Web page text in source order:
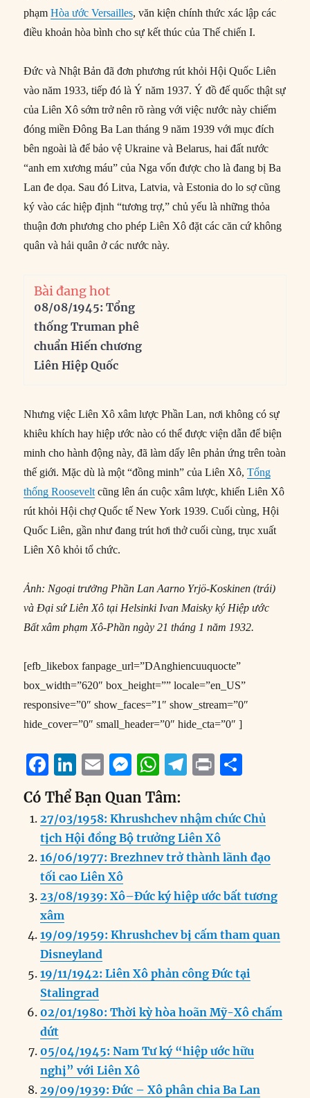
phạmHòa ước Versailles, văn kiện chính thức xác lập các
điều khoản hòa bình cho sự kết thúc của Thế chiến I.
Đức và Nhật Bản đã đơn phương rút khỏi Hội Quốc Liên
vào năm 1933, tiếp đó là Ý năm 1937. Ý đồ đế quốc thật sự
của Liên Xô sớm trở nên rõ ràng với việc nước này chiếm
đóng miền Đông Ba Lan tháng 9 năm 1939 với mục đích
bên ngoài là để bảo vệ Ukraine và Belarus, hai đất nước
“anh em xương máu” của Nga vốn được cho là đang bị Ba
Lan đe dọa. Sau đó Litva, Latvia, và Estonia do lo sợ cũng
ký vào các hiệp định “tương trợ,” chủ yếu là những thỏa
thuận đơn phương cho phép Liên Xô đặt các căn cứ không
quân và hải quân ở các nước này.
Bài đang hot
08/08/1945: Tổng
thống Truman phê
chuẩn Hiến chương
Liên Hiệp Quốc
Nhưng việc Liên Xô xâm lược Phần Lan, nơi không có sự
khiêu khích hay hiệp ước nào có thể được viện dẫn để biện
minh cho hành động này, đã làm dấy lên phản ứng trên toàn
thế giới. Mặc dù là một “đồng minh” của Liên Xô,Tổng
thống Roosevelt cũng lên án cuộc xâm lược, khiến Liên Xô
rút khỏi Hội chợ Quốc tế New York 1939. Cuối cùng, Hội
Quốc Liên, gần như đang trút hơi thở cuối cùng, trục xuất
Liên Xô khỏi tổ chức.
Ảnh: Ngoại trưởng Phần Lan Aarno Yrjö-Koskinen (trái)
và Đại sứ Liên Xô tại Helsinki Ivan Maisky ký Hiệp ước
Bất xâm phạm Xô-Phần ngày 21 tháng 1 năm 1932.
[efb_likebox fanpage_url=”DAnghiencuuquocte”
box_width=”620″ box_height=”” locale=”en_US”
responsive=”0″ show_faces=”1″ show_stream=”0″
hide_cover=”0″ small_header=”0″ hide_cta=”0″ ]
F
a
c
e
b
o
o
k
Li
n
k
e
d
I
n
E
m
ai
l
M
ss
e
n
er
W
h
at
s
A
p
T
e
g
r
m
P
n
t
a
re
Có Thể Bạn Quan Tâm:
27/03/1958: Khrushchev nhậm chức Chủ
tịch Hội đồng Bộ trưởng Liên Xô
16/06/1977: Brezhnev trở thành lãnh đạo
tối cao Liên Xô
23/08/1939: Xô–Đức ký hiệp ước bất tương
xâm
19/09/1959: Khrushchev bị cấm tham quan
Disneyland
19/11/1942: Liên Xô phản công Đức tại
Stalingrad
02/01/1980: Thời kỳ hòa hoãn Mỹ-Xô chấm
dứt
05/04/1945: Nam Tư ký “hiệp ước hữu
nghị” với Liên Xô
29/09/1939: Đức – Xô phân chia Ba Lan